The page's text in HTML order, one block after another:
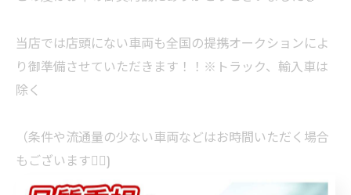
当店では店頭にない車両も全国の提携オークションによ
り御準備させていただきます！！※トラック、輸入車は
除く
（条件や流通量の少ない車両などはお時間いただく場合
もございます🙇‍♀️)